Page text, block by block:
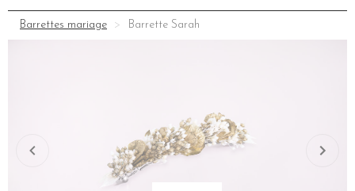
Barrettes mariage Barrette Sarah